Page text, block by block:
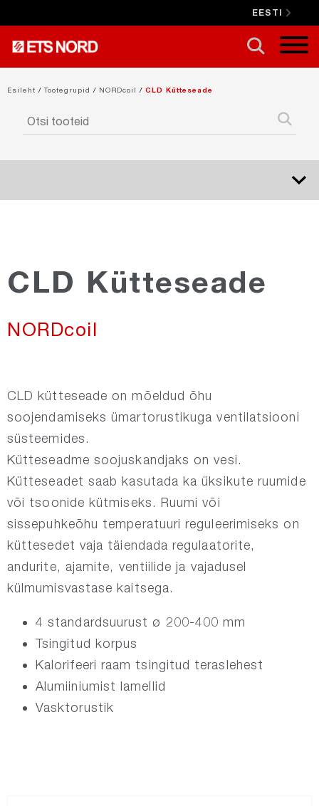
EESTI
Esileht /Tootegrupid / NORDcoil / CLD Kütteseade
NORDsmoke-round
NORDsmoke-rect
NORDsilencer
NORDdamper
NORDatex
NORDroof
CLD Kütteseade
NORDcoil
CLD kütteseade on mõeldud õhu
soojendamiseks ümartorustikuga ventilatsiooni
süsteemides.
Kütteseadme soojuskandjaks on vesi.
Kütteseadet saab kasutada ka üksikute ruumide
või tsoonide kütmiseks. Ruumi või
sissepuhkeõhu temperatuuri reguleerimiseks on
küttesedet vaja täiendada regulaatorite,
andurite, ajamite, ventiilide ja vajadusel
külmumisvastase kaitsega.
4 standardsuurust ø 200-400 mm
Tsingitud korpus
Kalorifeeri raam tsingitud teraslehest
Alumiiniumist lamellid
Vasktorustik